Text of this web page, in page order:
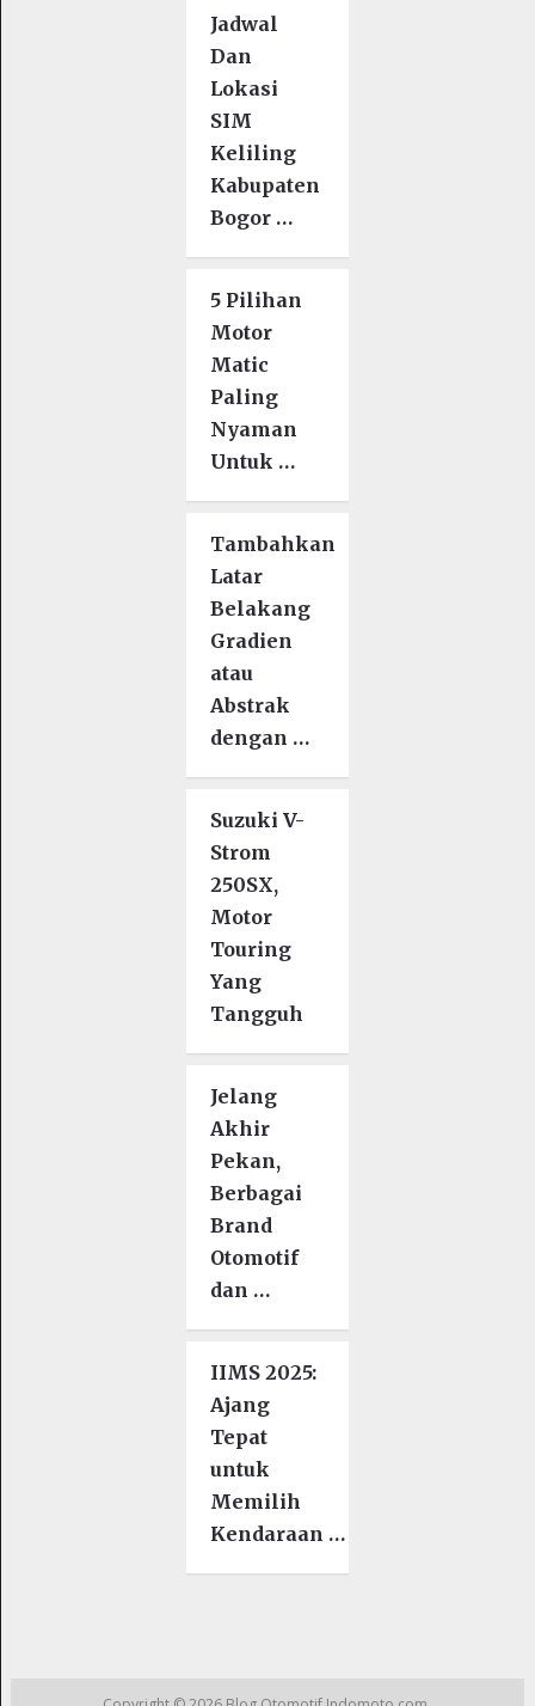
Jadwal
Dan
Lokasi
SIM
Keliling
Kabupaten
Bogor …
5 Pilihan
Motor
Matic
Paling
Nyaman
Untuk …
Tambahkan
Latar
Belakang
Gradien
atau
Abstrak
dengan …
Suzuki V-
Strom
250SX,
Motor
Touring
Yang
Tangguh
Jelang
Akhir
Pekan,
Berbagai
Brand
Otomotif
dan …
IIMS 2025:
Ajang
Tepat
untuk
Memilih
Kendaraan …